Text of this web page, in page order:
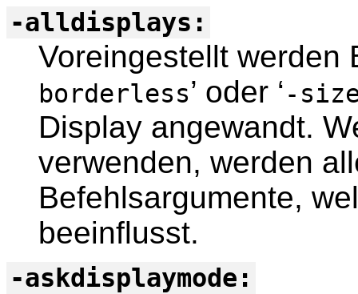
-alldisplays:
Voreingestellt werden
borderless’ oder ‘-
Display angewandt.
verwenden, werden
Befehlsargumente,
beeinflusst.
-askdisplaymode: